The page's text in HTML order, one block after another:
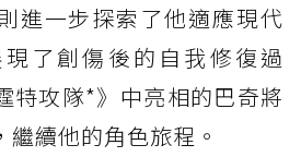
進一步探索了他適應現代
了創傷後的自我修復過
特攻隊*》中亮相的巴奇將
續他的角色旅程。